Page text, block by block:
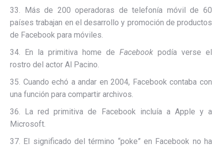
33. Más de 200 operadoras de telefonía móvil de 60
países trabajan en el desarrollo y promoción de productos
de Facebook para móviles.
34. En la primitiva home de Facebook podía verse el
rostro del actor Al Pacino.
35. Cuando echó a andar en 2004, Facebook contaba con
una función para compartir archivos.
36. La red primitiva de Facebook incluía a Apple y a
Microsoft.
37. El significado del término “poke” en Facebook no ha